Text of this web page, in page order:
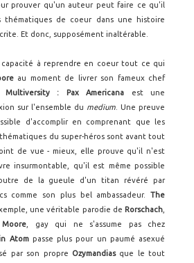
prouver qu'un auteur peut faire ce qu'il
thématiques de coeur dans une histoire
Et donc, supposément inaltérable.
capacité à reprendre en coeur tout ce qui
au moment de livrer son fameux chef
Multiversity : Pax Americana est une
sur l'ensemble du medium . Une preuve
d'accomplir en comprenant que les
du super-héros sont avant tout
de vue - mieux, elle prouve qu'il n'est
insurmontable, qu'il est même possible
de la gueule d'un titan révéré par
comme son plus bel ambassadeur. The
une véritable parodie de Rorschach
Moore , gay qui ne s'assume pas chez
Atompasse plus pour un paumé asexué
par son propre Ozymandiasque le tout